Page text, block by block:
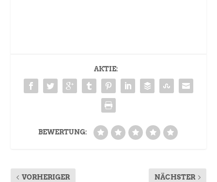
AKTIE:
BEWERTUNG:
VORHERIGER NÄCHSTER